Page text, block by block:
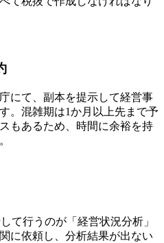
にて、副本を提示して経営事
。混雑期は1か月以上先まで予
もあるため、時間に余裕を持
て行うのが「経営状況分析」
に依頼し、分析結果が出ない